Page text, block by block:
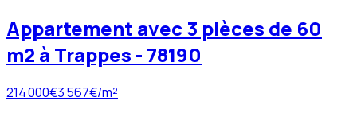
Appartement avec 3 pièces de 60
m2 à Trappes - 78190
214 000€3 567€/m²